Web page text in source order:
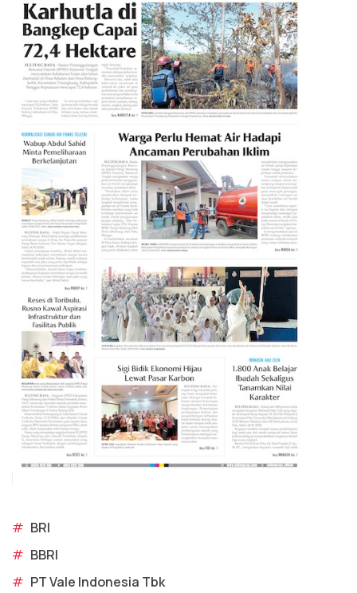
# BRI
# BBRI
# PT Vale Indonesia Tbk